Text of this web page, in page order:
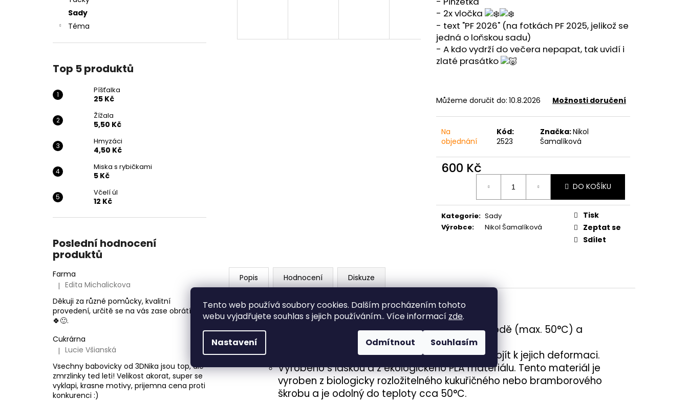
Tento web používá soubory cookies. Dalším procházením tohoto
webu vyjadřujete souhlas s jejich používáním.. Více informací zde.
Nastavení Odmítnout Souhlasím
Sady
Téma
Top 5 produktů
Píšťalka
25 Kč
Žížala
5,50 Kč
Hmyzáci
4,50 Kč
Miska s rybičkami
5 Kč
Včelí úl
12 Kč
Poslední hodnocení
produktů
Farma
Hodnocení produktu je 5 z 5 hvězdiček.
| Edita Michalickova
Děkuji za různé pomůcky, kvalitní
provedení, určitě se na vás zase obrátím
🍀🙂.
Cukrárna
Hodnocení produktu je 5 z 5 hvězdiček.
| Lucie Všianská
Vsechny babovicky od 3DNika jsou top, ale
zmrzlinky ted leti! Velikost akorat, super se
vyklapi, krasne motivy, prijemna cena proti
konkurenci :)
- 2x vločka
- text "PF 2026" (na fotkách PF 2025, jelikož se
jedná o loňskou sadu)
- A kdo vydrží do večera nepapat, tak uvidí i
zlaté prasátko
Můžeme doručit do: 10.8.2026 Možnosti doručení
Na
objednání
Kód:
2523
Značka:Nikol
Šamalíková
600 Kč
DO KOŠÍKU
Kategorie: Sady
Výrobce: Nikol Šamalíková
Tisk
Zeptat se
Sdílet
Popis Hodnocení Diskuze
Pokyny před použití:
před prvním použitím opláchněte ve vlažné vodě (max. 50°C) a
nesmí se mýt v myčce na nádobí, mohlo by dojít k jejich deformaci.
Vyrobeno s láskou a z ekologického PLA materiálu. Tento materiál je
vyroben z biologicky rozložitelného kukuřičného nebo bramborového
škrobu a je odolný do teploty cca 50°C.
25 Kč